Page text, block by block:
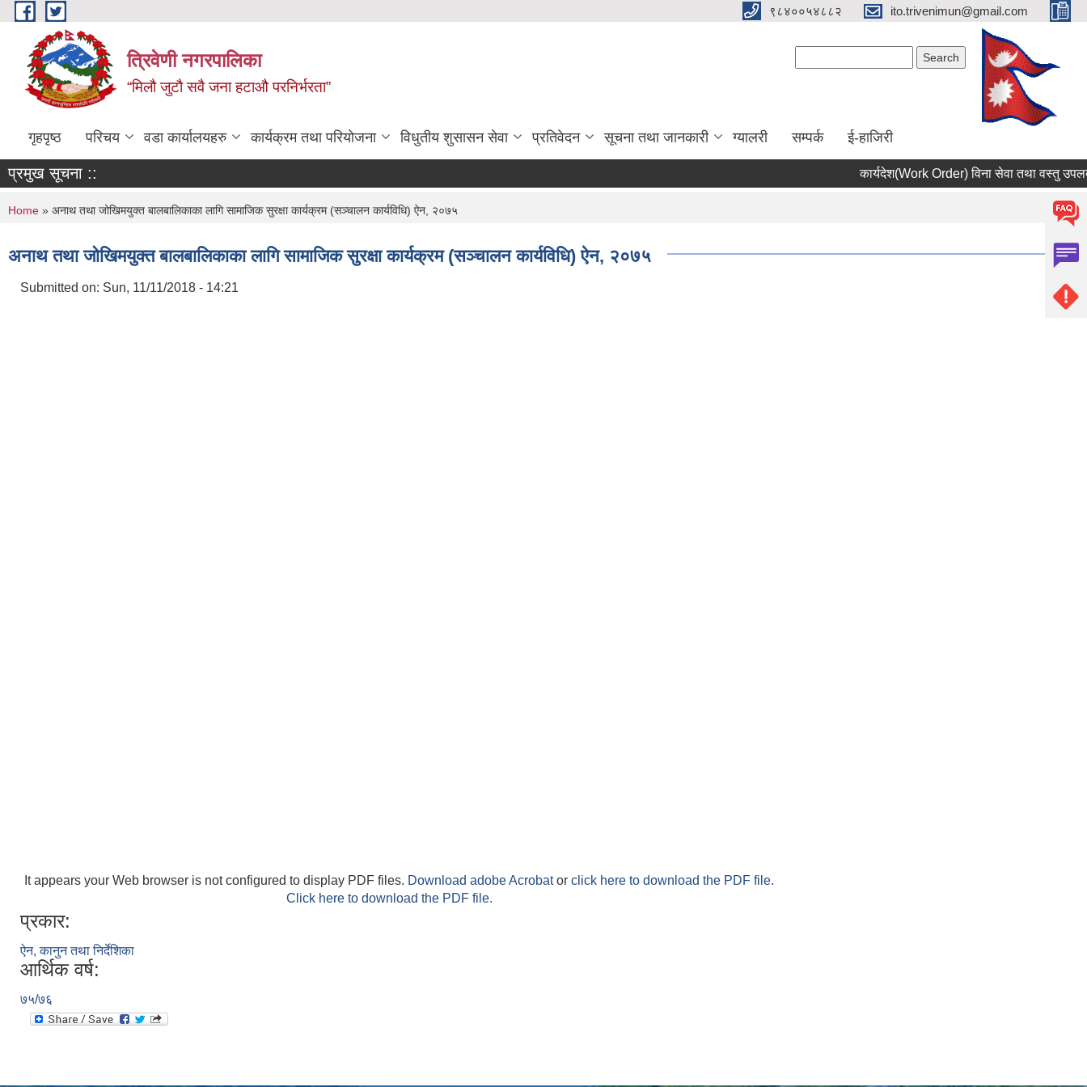
Skip to main content ९८४००५४८८२ ito.trivenimun@gmail.com
त्रिवेणी नगरपालिका
“मिलौ जुटौ सवै जना हटाऔ परनिर्भरता”
गृहपृष्ठ परिचय वडा कार्यालयहरु कार्यक्रम तथा परियोजना विधुतीय शुसासन सेवा प्रतिवेदन सूचना तथा जानकारी ग्यालरी सम्पर्क ई-हाजिरी
प्रमुख सूचना :: कार्यदेश(Work Order) विना सेवा तथा वस्तु उपलब्ध
You are here
Home » अनाथ तथा जोखिमयुक्त बालबालिकाका लागि सामाजिक सुरक्षा कार्यक्रम (सञ्चालन कार्यविधि) ऐन, २०७५
अनाथ तथा जोखिमयुक्त बालबालिकाका लागि सामाजिक सुरक्षा कार्यक्रम (सञ्चालन कार्यविधि) ऐन, २०७५
Submitted on: Sun, 11/11/2018 - 14:21
It appears your Web browser is not configured to display PDF files. Download adobe Acrobator click here to download the PDF file.
Click here to download the PDF file.
प्रकार:
ऐन, कानुन तथा निर्देशिका
आर्थिक वर्ष:
७५/७६